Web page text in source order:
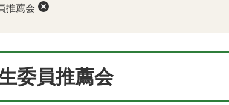
推薦会
委員推薦会